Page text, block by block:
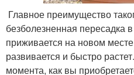
Главное преимущество
безболезненная пересадка
приживается на новом
развивается и быстро
момента, как вы